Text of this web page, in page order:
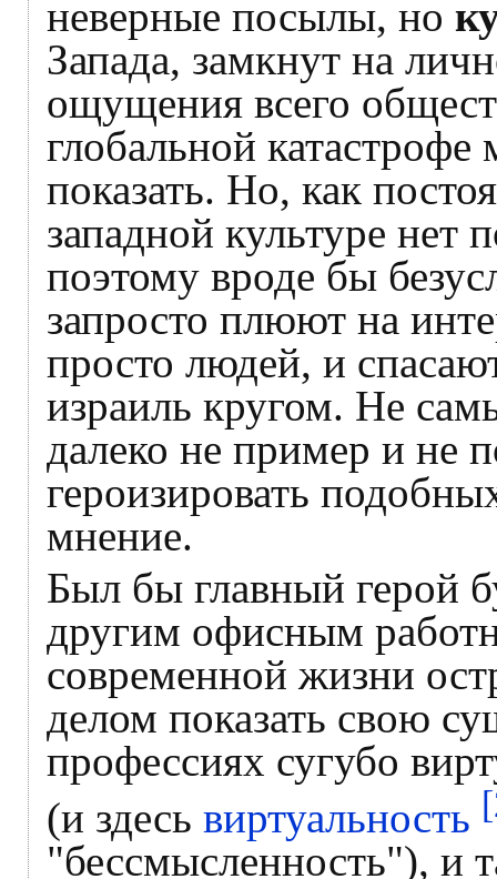
неверные посылы, но
Запада, замкнут на
ощущения всего
глобальной
показать. Но, как
западной культуре нет
поэтому вроде бы
запросто плюют на
просто людей, и
израиль кругом. Не
далеко не пример и не
героизировать
мнение.
Был бы главный герой
другим офисным
современной жизни
делом показать свою
профессиях сугубо
(и здесь виртуальность
"бессмысленность"), и